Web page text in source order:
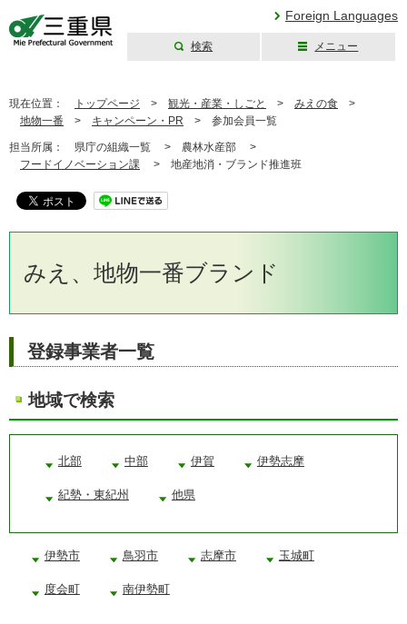
Foreign Languages
検索 メニュー
現在位置： トップページ > 観光・産業・しごと > みえの食 >
地物一番 > キャンペーン・PR > 参加会員一覧
担当所属： 県庁の組織一覧 > 農林水産部 >
フードイノベーション課 > 地産地消・ブランド推進班
みえ、地物一番ブランド
登録事業者一覧
地域で検索
北部 中部 伊賀 伊勢志摩
紀勢・東紀州 他県
伊勢市 鳥羽市 志摩市 玉城町
度会町 南伊勢町